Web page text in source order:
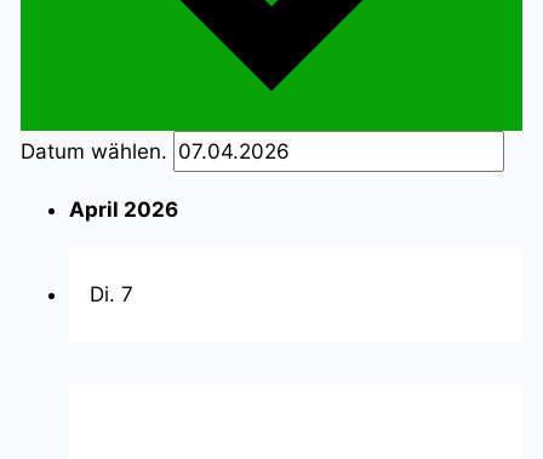
Datum wählen.
April 2026
Di.7